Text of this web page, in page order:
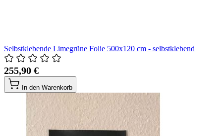
Selbstklebende Limegrüne Folie 500x120 cm - selbstklebend
255,90 €
In den Warenkorb